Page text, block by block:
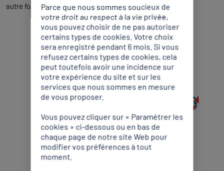
autre forme.
Partenaires institutionnels, locaux et olympiques
Parce que nous sommes soucieux de
votre droit au respect à la vie privée,
vous pouvez choisir de ne pas autoriser
certains types de cookies. Votre choix
sera enregistré pendant 6 mois. Si vous
refusez certains types de cookies, cela
peut toutefois avoir une incidence sur
votre expérience du site et sur les
services que nous sommes en mesure
de vous proposer.
Vous pouvez cliquer sur « Paramétrer les
cookies » ci-dessous ou en bas de
chaque page de notre site Web pour
modifier vos préférences à tout
moment.